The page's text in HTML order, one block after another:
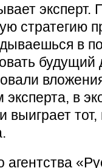
эксперт.
стратегию
в
будущий
в
тот,
агентства